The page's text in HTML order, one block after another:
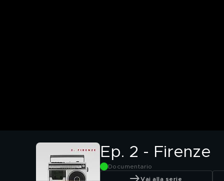
Ep. 2 - Firenze
Documentario
Vai alla serie